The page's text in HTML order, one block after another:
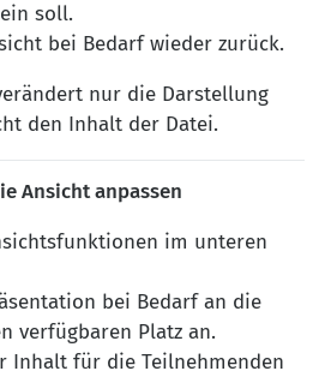
soll.
bei Bedarf wieder zurück.
nur die Darstellung
den Inhalt der Datei.
Ansicht anpassen
im unteren
bei Bedarf an die
verfügbaren Platz an.
Inhalt für die Teilnehmenden